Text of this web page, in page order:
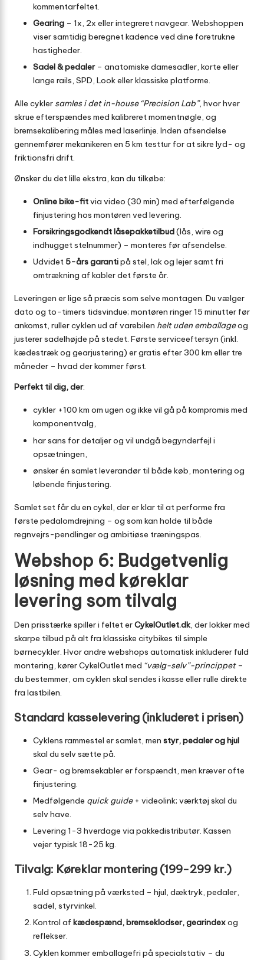
kommentarfeltet.
Gearing – 1x, 2x eller integreret navgear. Webshoppen
viser samtidig beregnet kadence ved dine foretrukne
hastigheder.
Sadel & pedaler– anatomiske damesadler, korte eller
lange rails, SPD, Look eller klassiske platforme.
Alle cykler samles i det in-house “Precision Lab”, hvor hver
skrue efterspændes med kalibreret momentnøgle, og
bremsekalibering måles med laserlinje. Inden afsendelse
gennemfører mekanikeren en 5 km testtur for at sikre lyd- og
friktionsfri drift.
Ønsker du det lille ekstra, kan du tilkøbe:
Online bike-fitvia video (30 min) med efterfølgende
finjustering hos montøren ved levering.
Forsikringsgodkendt låsepakketilbud(lås, wire og
indhugget stelnummer) – monteres før afsendelse.
Udvidet 5-års garantipå stel, lak og lejer samt fri
omtrækning af kabler det første år.
Leveringen er lige så præcis som selve montagen. Du vælger
dato og to-timers tidsvindue; montøren ringer 15 minutter før
ankomst, ruller cyklen ud af varebilen helt uden emballageog
justerer sadelhøjde på stedet. Første serviceeftersyn (inkl.
kædestræk og gearjustering) er gratis efter 300 km eller tre
måneder – hvad der kommer først.
Perfekt til dig, der:
cykler +100 km om ugen og ikke vil gå på kompromis med
komponentvalg,
har sans for detaljer og vil undgå begynderfejl i
opsætningen,
ønsker én samlet leverandør til både køb, montering og
løbende finjustering.
Samlet set får du en cykel, der er klar til at performe fra
første pedalomdrejning – og som kan holde til både
regnvejrs-pendlinger og ambitiøse træningspas.
Webshop 6: Budgetvenlig
løsning med køreklar
levering som tilvalg
Den prisstærke spiller i feltet erCykelOutlet.dk, der lokker med
skarpe tilbud på alt fra klassiske citybikes til simple
børnecykler. Hvor andre webshops automatisk inkluderer fuld
montering, kører CykelOutlet med “vælg-selv”-princippet–
du bestemmer, om cyklen skal sendes i kasse eller rulle direkte
fra lastbilen.
Standard kasselevering (inkluderet i prisen)
Cyklens rammestel er samlet, men styr, pedaler og hjul
skal du selv sætte på.
Gear- og bremsekabler er forspændt, men kræver ofte
finjustering.
Medfølgende quick guide+ videolink; værktøj skal du
selv have.
Levering 1-3 hverdage via pakkedistributør. Kassen
vejer typisk 18-25 kg.
Tilvalg: Køreklar montering (199-299 kr.)
Fuld opsætning på værksted – hjul, dæktryk, pedaler,
sadel, styrvinkel.
Kontrol af kædespænd, bremseklodser, gearindexog
reflekser.
Cyklen kommer emballagefri på specialstativ – du